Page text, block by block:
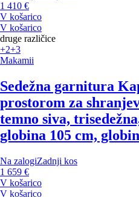
1 410 €
V košarico
V košarico
druge različice
+2+3
Makamii
Sedežna garnitura
prostorom za
temno siva,
globina 105 cm,
Na zalogiZadnji kos
1 659 €
V košarico
V košarico